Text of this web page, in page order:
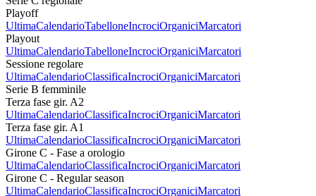
Playoff
UltimaCalendarioTabelloneIncrociOrganiciMarcatori
Playout
UltimaCalendarioTabelloneIncrociOrganiciMarcatori
Sessione regolare
UltimaCalendarioClassificaIncrociOrganiciMarcatori
Serie B femminile
Terza fase gir. A2
UltimaCalendarioClassificaIncrociOrganiciMarcatori
Terza fase gir. A1
UltimaCalendarioClassificaIncrociOrganiciMarcatori
Girone C - Fase a orologio
UltimaCalendarioClassificaIncrociOrganiciMarcatori
Girone C - Regular season
UltimaCalendarioClassificaIncrociOrganiciMarcatori